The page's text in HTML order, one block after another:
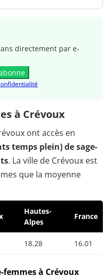
directement par e-
à Crévoux
ont accès en
temps plein) de sage-
. La ville de Crévoux est
que la moyenne
Hautes-
Alpes
France
18.28 16.01
femmes à Crévoux